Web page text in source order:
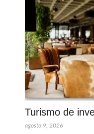
Turismo de
agosto 9, 2026